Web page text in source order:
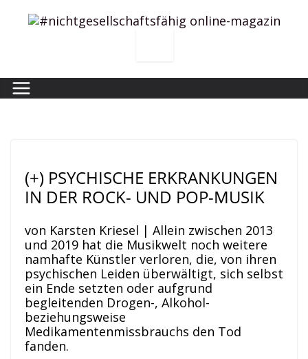
Inhalt
(+) PSYCHISCHE ERKRANKUNGEN
IN DER ROCK- UND POP-MUSIK
von Karsten Kriesel | Allein zwischen 2013
und 2019 hat die Musikwelt noch weitere
namhafte Künstler verloren, die, von ihren
psychischen Leiden überwältigt, sich selbst
ein Ende setzten oder aufgrund
begleitenden Drogen-, Alkohol-
beziehungsweise
Medikamentenmissbrauchs den Tod
fanden.